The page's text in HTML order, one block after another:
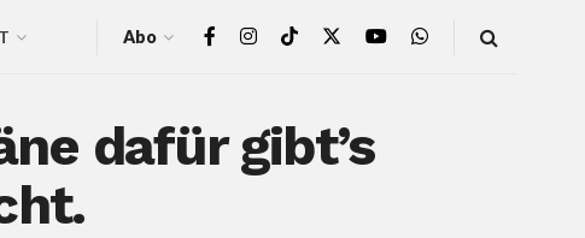
Abo
dafür gibt’s